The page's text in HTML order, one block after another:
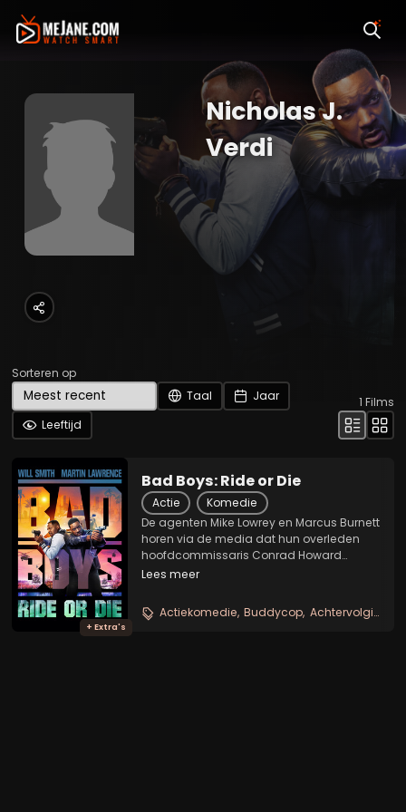
Nicholas J.
Verdi
Sorteren op
Taal
Jaar
Leeftijd
1 Films
+ Extra's
Bad Boys: Ride or Die
Actie
Komedie
De agenten Mike Lowrey en Marcus Burnett
horen via de media dat hun overleden
hoofdcommissaris Conrad Howard
jarenlang met de drugskartels
dat hij erin is geluisd en willen zijn naam
zuiveren. De twee worden nu...
Lees meer
Actiekomedie Buddycop Achtervolgingen